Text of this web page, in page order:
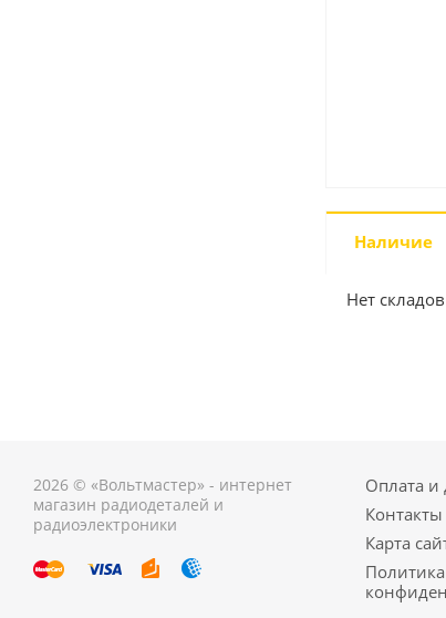
Наличие
Нет складов
2026 © «Вольтмастер» - интернет
магазин радиодеталей и
радиоэлектроники
Оплата и
Контакты
Карта
Политика